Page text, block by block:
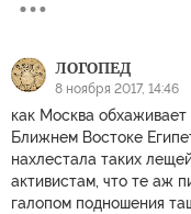
ЛОГОПЕД
8 ноября 2017, 14:46
как Москва
Ближнем Востоке
нахлестала таких
активистам, что те аж
галопом подношения